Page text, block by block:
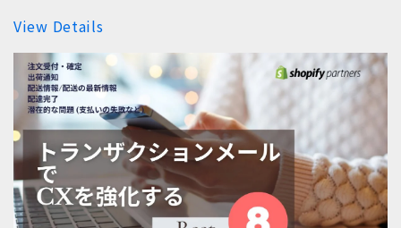
View Details